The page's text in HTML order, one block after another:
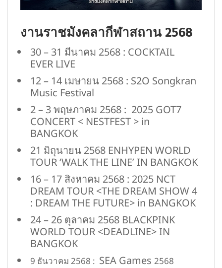
งานราชมังคลากีฬาสถาน 2568
30 – 31 มีนาคม 2568 : COCKTAIL
EVER LIVE
12 – 14 เมษายน 2568 : S2O Songkran
Music Festival
2 – 3 พฤษภาคม 2568 : 2025 GOT7
CONCERT < NESTFEST > in
BANGKOK
21 มิถุนายน 2568 ENHYPEN WORLD
TOUR ‘WALK THE LINE’ IN BANGKOK
16 – 17 สิงหาคม 2568 : 2025 NCT
DREAM TOUR <THE DREAM SHOW 4
: DREAM THE FUTURE> in BANGKOK
24 – 26 ตุลาคม 2568 BLACKPINK
WORLD TOUR <DEADLINE> IN
BANGKOK
9 ธันวาคม 2568 : SEA Games 2568